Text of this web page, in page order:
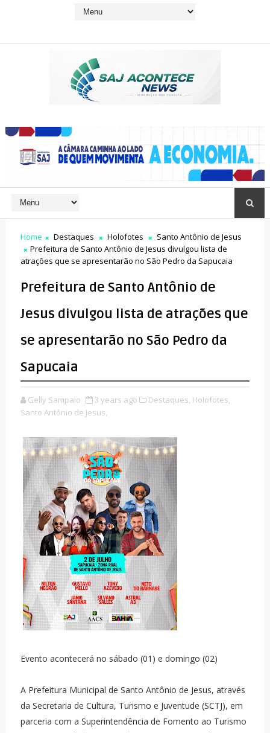
Home Destaques Holofotes
Santo Antônio de Jesus
Prefeitura de Santo Antônio de Jesus divulgou lista de
atrações que se apresentarão no São Pedro da Sapucaia
Prefeitura de Santo Antônio de
Jesus divulgou lista de atrações que
se apresentarão no São Pedro da
Sapucaia
Gelly Sampaio 3 years ago Destaques, Holofotes,
Santo Antônio de Jesus,
Evento acontecerá no sábado (01) e domingo (02)
A Prefeitura Municipal de Santo Antônio de Jesus, através
da Secretaria de Cultura, Turismo e Juventude (SCTJ), em
parceria com a Superintendência de Fomento ao Turismo